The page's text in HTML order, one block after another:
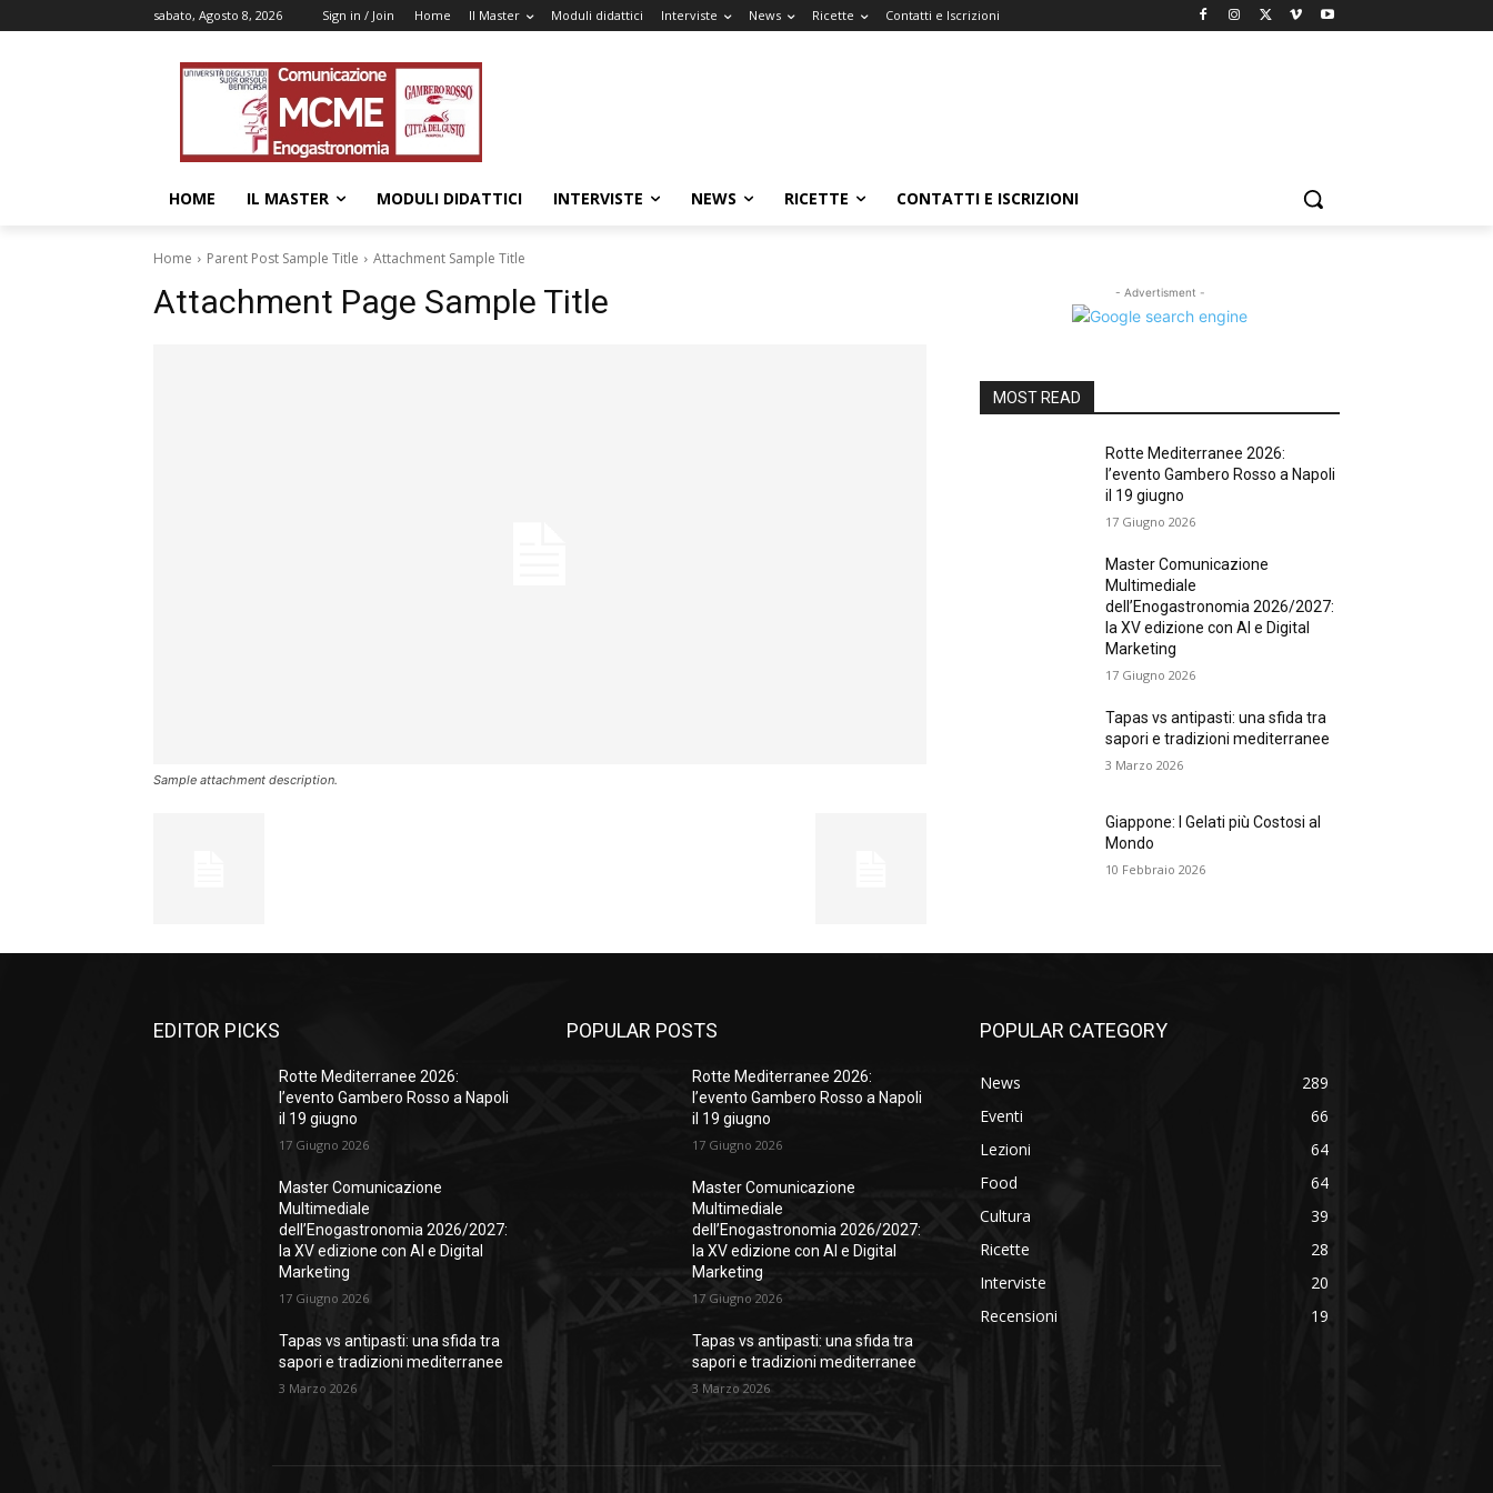
sabato, Agosto 8, 2026 Sign in / Join Home Il Master Moduli didattici Interviste News Ricette Contatti e Iscrizioni
HOME IL MASTER MODULI DIDATTICI INTERVISTE NEWS RICETTE CONTATTI E ISCRIZIONI
Home Parent Post Sample Title Attachment Sample Title
Attachment Page Sample Title
Sample attachment description.
- Advertisment -
MOST READ
Rotte Mediterranee 2026:
l’evento Gambero Rosso a Napoli
il 19 giugno
17 Giugno 2026
Master Comunicazione
Multimediale
dell’Enogastronomia 2026/2027:
la XV edizione con AI e Digital
Marketing
17 Giugno 2026
Tapas vs antipasti: una sfida tra
sapori e tradizioni mediterranee
3 Marzo 2026
Giappone: I Gelati più Costosi al
Mondo
10 Febbraio 2026
EDITOR PICKS
Rotte Mediterranee 2026:
l’evento Gambero Rosso a Napoli
il 19 giugno
17 Giugno 2026
Master Comunicazione
Multimediale
dell’Enogastronomia 2026/2027:
la XV edizione con AI e Digital
Marketing
17 Giugno 2026
Tapas vs antipasti: una sfida tra
sapori e tradizioni mediterranee
3 Marzo 2026
POPULAR POSTS
Rotte Mediterranee 2026:
l’evento Gambero Rosso a Napoli
il 19 giugno
17 Giugno 2026
Master Comunicazione
Multimediale
dell’Enogastronomia 2026/2027:
la XV edizione con AI e Digital
Marketing
17 Giugno 2026
Tapas vs antipasti: una sfida tra
sapori e tradizioni mediterranee
3 Marzo 2026
POPULAR CATEGORY
News
289
Eventi
66
Lezioni
64
Food
64
Cultura
39
Ricette
28
Interviste
20
Recensioni
19